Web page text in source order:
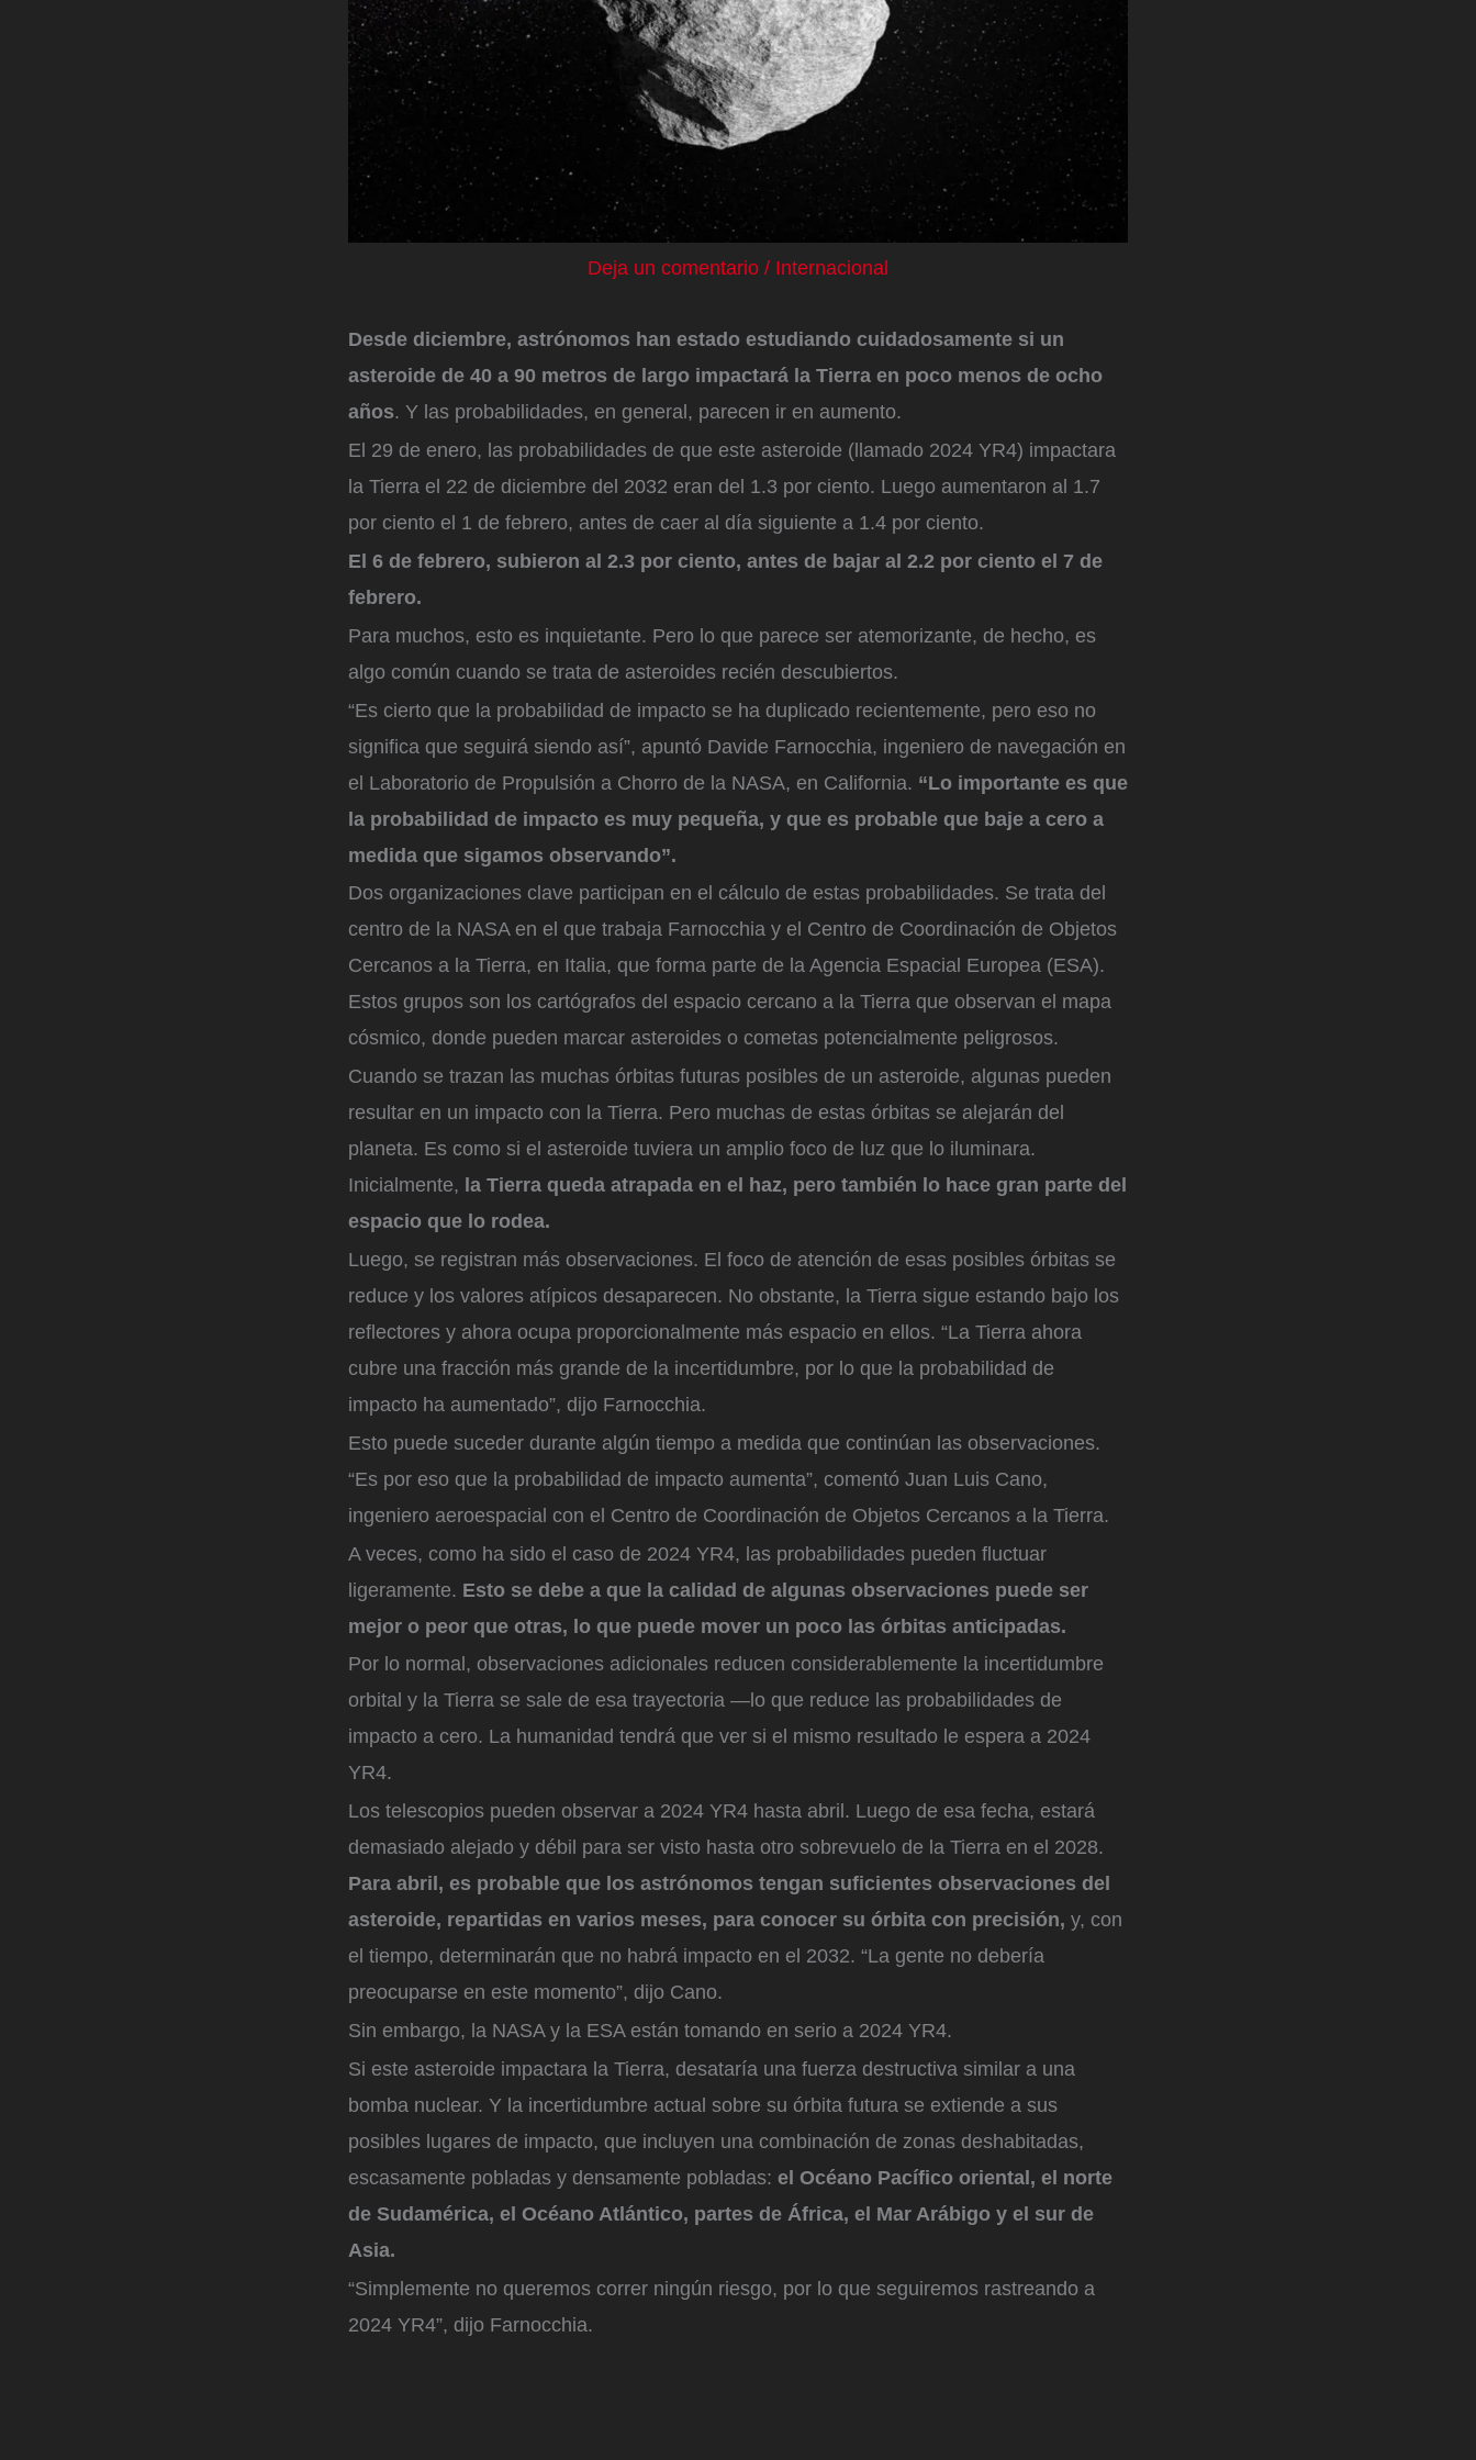
Deja un comentario / Internacional
Desde diciembre, astrónomos han estado estudiando cuidadosamente si un
asteroide de 40 a 90 metros de largo impactará la Tierra en poco menos de ocho
años. Y las probabilidades, en general, parecen ir en aumento.
El 29 de enero, las probabilidades de que este asteroide (llamado 2024 YR4) impactara
la Tierra el 22 de diciembre del 2032 eran del 1.3 por ciento. Luego aumentaron al 1.7
por ciento el 1 de febrero, antes de caer al día siguiente a 1.4 por ciento.
El 6 de febrero, subieron al 2.3 por ciento, antes de bajar al 2.2 por ciento el 7 de
febrero.
Para muchos, esto es inquietante. Pero lo que parece ser atemorizante, de hecho, es
algo común cuando se trata de asteroides recién descubiertos.
“Es cierto que la probabilidad de impacto se ha duplicado recientemente, pero eso no
significa que seguirá siendo así”, apuntó Davide Farnocchia, ingeniero de navegación en
el Laboratorio de Propulsión a Chorro de la NASA, en California. “Lo importante es que
la probabilidad de impacto es muy pequeña, y que es probable que baje a cero a
medida que sigamos observando”.
Dos organizaciones clave participan en el cálculo de estas probabilidades. Se trata del
centro de la NASA en el que trabaja Farnocchia y el Centro de Coordinación de Objetos
Cercanos a la Tierra, en Italia, que forma parte de la Agencia Espacial Europea (ESA).
Estos grupos son los cartógrafos del espacio cercano a la Tierra que observan el mapa
cósmico, donde pueden marcar asteroides o cometas potencialmente peligrosos.
Cuando se trazan las muchas órbitas futuras posibles de un asteroide, algunas pueden
resultar en un impacto con la Tierra. Pero muchas de estas órbitas se alejarán del
planeta. Es como si el asteroide tuviera un amplio foco de luz que lo iluminara.
Inicialmente, la Tierra queda atrapada en el haz, pero también lo hace gran parte del
espacio que lo rodea.
Luego, se registran más observaciones. El foco de atención de esas posibles órbitas se
reduce y los valores atípicos desaparecen. No obstante, la Tierra sigue estando bajo los
reflectores y ahora ocupa proporcionalmente más espacio en ellos. “La Tierra ahora
cubre una fracción más grande de la incertidumbre, por lo que la probabilidad de
impacto ha aumentado”, dijo Farnocchia.
Esto puede suceder durante algún tiempo a medida que continúan las observaciones.
“Es por eso que la probabilidad de impacto aumenta”, comentó Juan Luis Cano,
ingeniero aeroespacial con el Centro de Coordinación de Objetos Cercanos a la Tierra.
A veces, como ha sido el caso de 2024 YR4, las probabilidades pueden fluctuar
ligeramente. Esto se debe a que la calidad de algunas observaciones puede ser
mejor o peor que otras, lo que puede mover un poco las órbitas anticipadas.
Por lo normal, observaciones adicionales reducen considerablemente la incertidumbre
orbital y la Tierra se sale de esa trayectoria —lo que reduce las probabilidades de
impacto a cero. La humanidad tendrá que ver si el mismo resultado le espera a 2024
YR4.
Los telescopios pueden observar a 2024 YR4 hasta abril. Luego de esa fecha, estará
demasiado alejado y débil para ser visto hasta otro sobrevuelo de la Tierra en el 2028.
Para abril, es probable que los astrónomos tengan suficientes observaciones del
asteroide, repartidas en varios meses, para conocer su órbita con precisión, y, con
el tiempo, determinarán que no habrá impacto en el 2032. “La gente no debería
preocuparse en este momento”, dijo Cano.
Sin embargo, la NASA y la ESA están tomando en serio a 2024 YR4.
Si este asteroide impactara la Tierra, desataría una fuerza destructiva similar a una
bomba nuclear. Y la incertidumbre actual sobre su órbita futura se extiende a sus
posibles lugares de impacto, que incluyen una combinación de zonas deshabitadas,
escasamente pobladas y densamente pobladas: el Océano Pacífico oriental, el norte
de Sudamérica, el Océano Atlántico, partes de África, el Mar Arábigo y el sur de
Asia.
“Simplemente no queremos correr ningún riesgo, por lo que seguiremos rastreando a
2024 YR4”, dijo Farnocchia.